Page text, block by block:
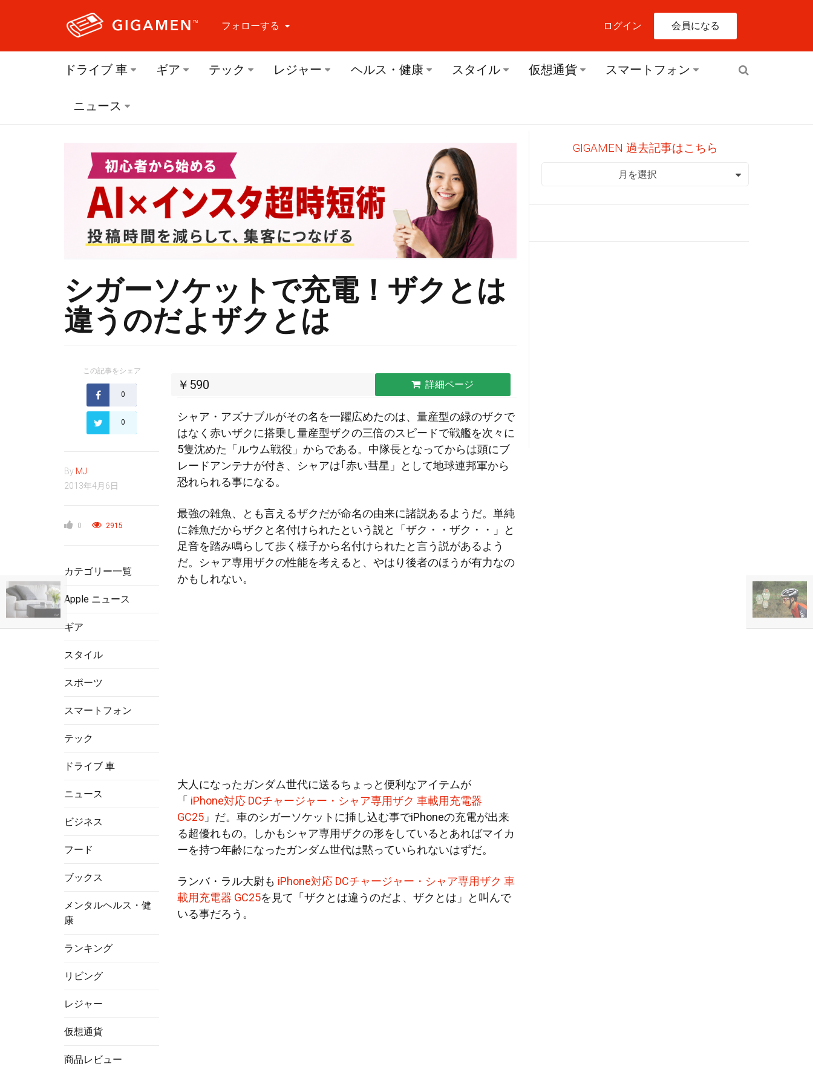
フォローする
フォローする Facebook
ログイン 会員になる
ドライブ 車 ギア テック レジャー ヘルス・健康 スタイル 仮想通貨 スマートフォン
ニュース
シガーソケットで充電！ザクとは
違うのだよザクとは
この記事をシェア
0
0
By MJ
2013年4月6日
0 2915
カテゴリー一覧
Apple ニュース
ギア
スタイル
スポーツ
スマートフォン
テック
ドライブ 車
ニュース
ビジネス
フード
ブックス
メンタルヘルス・健
康
ランキング
リビング
レジャー
仮想通貨
商品レビュー
￥590 詳細ページ
シャア・アズナブルがその名を一躍広めたのは、量産型の緑のザクで
はなく赤いザクに搭乗し量産型ザクの三倍のスピードで戦艦を次々に
5隻沈めた「ルウム戦役」からである。中隊長となってからは頭にブ
レードアンテナが付き、 シャアは｢赤い彗星」として地球連邦軍から
恐れられる事になる。
最強の雑魚、とも言えるザクだが命名の由来に諸説あるようだ。単純
に雑魚だからザクと名付けられたという説と「ザク・・ザク・・」と
足音を踏み鳴らして歩く様子から名付けられたと言う説があるよう
だ。シャア専用ザクの性能を考えると、やはり後者のほうが有力なの
かもしれない。
大人になったガンダム世代に送るちょっと便利なアイテムが
「 iPhone対応 DCチャージャー・シャア専用ザク 車載用充電器
GC25 」だ。車のシガーソケットに挿し込む事でiPhoneの充電が出来
る超優れもの。しかもシャア専用ザクの形をしているとあればマイカ
ーを持つ年齢になったガンダム世代は黙っていられないはずだ。
ランバ・ラル大尉も iPhone対応 DCチャージャー・シャア専用ザク 車
載用充電器 GC25を見て「ザクとは違うのだよ、ザクとは」と叫んで
いる事だろう。
GIGAMEN 過去記事はこちら
GIGAMEN 過去記事はこちら
月を選択